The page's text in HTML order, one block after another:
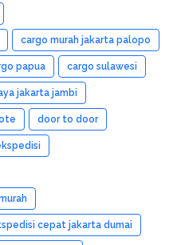
cargo murah jakarta palopo
papua cargo sulawesi
jakarta jambi
door to door
cepat jakarta dumai